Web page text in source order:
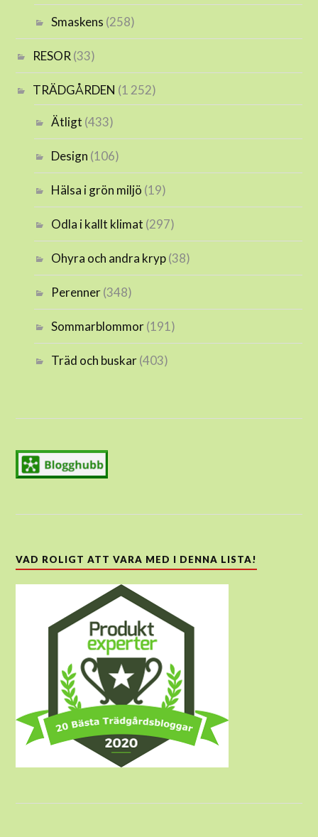
Smaskens (258)
RESOR(33)
TRÄDGÅRDEN (1 252)
Ätligt (433)
Design (106)
Hälsa i grön miljö (19)
Odla i kallt klimat (297)
Ohyra och andra kryp(38)
Perenner(348)
Sommarblommor(191)
Träd och buskar(403)
VAD ROLIGT ATT VARA MED I DENNA LISTA!